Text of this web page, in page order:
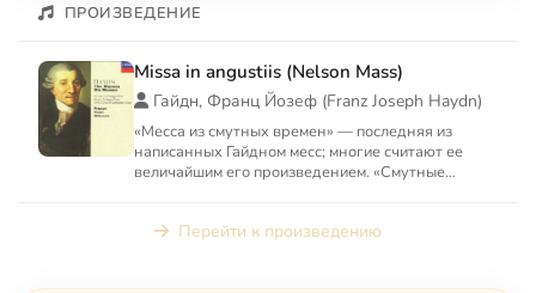
ПРОИЗВЕДЕНИЕ
Missa in angustiis (Nelson Mass)
Гайдн, Франц Йозеф (Franz Joseph Haydn)
«Месса из смутных времен» — последняя из
написанных Гайдном месс; многие считают ее
величайшим его произведением. «Смутные
Перейти к произведению